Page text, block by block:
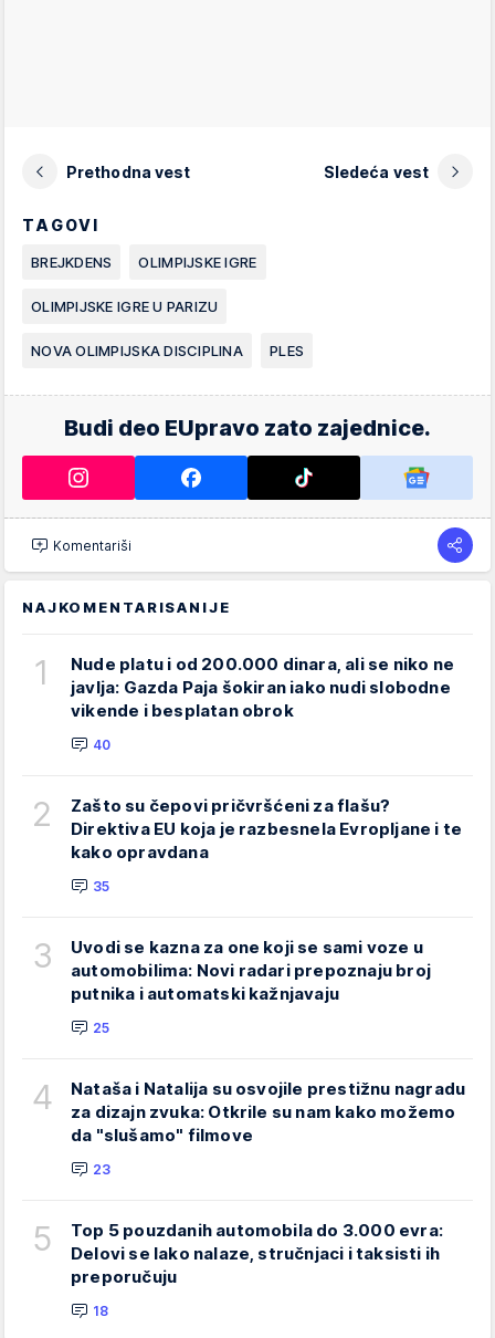
Prethodna vest Sledeća vest
TAGOVI
BREJKDENS OLIMPIJSKE IGRE
OLIMPIJSKE IGRE U PARIZU
NOVA OLIMPIJSKA DISCIPLINA PLES
Budi deo EUpravo zato zajednice.
Komentariši
NAJKOMENTARISANIJE
1
Nude platu i od 200.000 dinara, ali se niko ne
javlja: Gazda Paja šokiran iako nudi slobodne
vikende i besplatan obrok
40
2
Zašto su čepovi pričvršćeni za flašu?
Direktiva EU koja je razbesnela Evropljane i te
kako opravdana
35
3
Uvodi se kazna za one koji se sami voze u
automobilima: Novi radari prepoznaju broj
putnika i automatski kažnjavaju
25
4
Nataša i Natalija su osvojile prestižnu nagradu
za dizajn zvuka: Otkrile su nam kako možemo
da "slušamo" filmove
23
5
Top 5 pouzdanih automobila do 3.000 evra:
Delovi se lako nalaze, stručnjaci i taksisti ih
preporučuju
18